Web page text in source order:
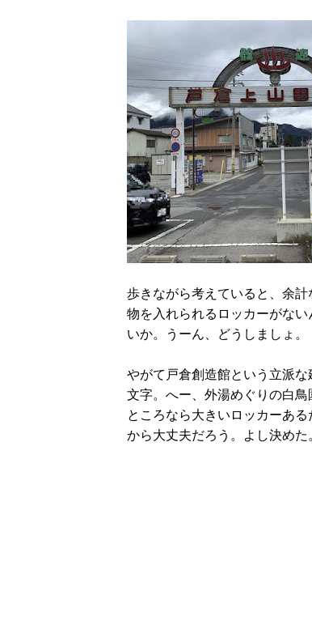
歩きながら考えていると、余
物を入れられるロッカーがな
いか。うーん、どうしましょ。
やがて戸倉創造館という立派
文字。へー、外湯めぐりの白
ところなら大きいロッカーあ
から大丈夫だろう。よし決めた